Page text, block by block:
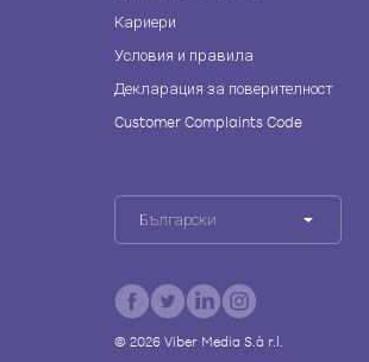
Кариери
Условия и правила
Декларация за поверителност
Customer Complaints Code
Български
© 2026Viber Media S.à r.l.